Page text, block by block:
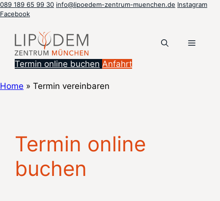
Zum
Inhalt
089 189 65 99 30 info@lipoedem-zentrum-muenchen.de Instagram
Facebook
Menü
Termin online buchen Anfahrt
Home » Termin vereinbaren
Termin online
buchen